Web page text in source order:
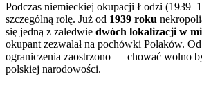
Podczas niemieckiej okupacji Łodzi
szczególną rolę. Już od 1939 roku
się jedną z zaledwie dwóch lokalizacji w
okupant zezwalał na pochówki Polaków. Od
ograniczenia zaostrzono — chować wolno
polskiej narodowości.